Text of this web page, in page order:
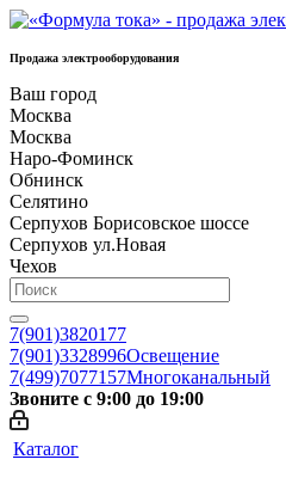
Продажа электрооборудования
Ваш город
Москва
Москва
Наро-Фоминск
Обнинск
Селятино
Серпухов Борисовское шоссе
Серпухов ул.Новая
Чехов
7(901)3820177
7(901)3328996Освещение
7(499)7077157Многоканальный
Звоните с 9:00 до 19:00
Каталог